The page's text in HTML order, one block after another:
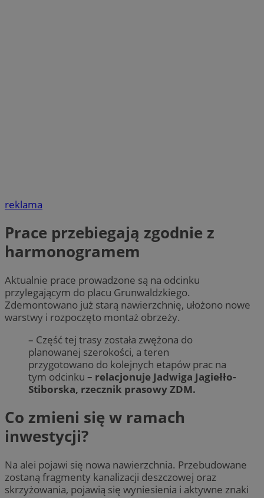
reklama
Prace przebiegają zgodnie z
harmonogramem
Aktualnie prace prowadzone są na odcinku
przylegającym do placu Grunwaldzkiego.
Zdemontowano już starą nawierzchnię, ułożono nowe
warstwy i rozpoczęto montaż obrzeży.
– Część tej trasy została zwężona do
planowanej szerokości, a teren
przygotowano do kolejnych etapów prac na
tym odcinku – relacjonuje Jadwiga Jagiełło-
Stiborska, rzecznik prasowy ZDM.
Co zmieni się w ramach
inwestycji?
Na alei pojawi się nowa nawierzchnia. Przebudowane
zostaną fragmenty kanalizacji deszczowej oraz
skrzyżowania, pojawią się wyniesienia i aktywne znaki